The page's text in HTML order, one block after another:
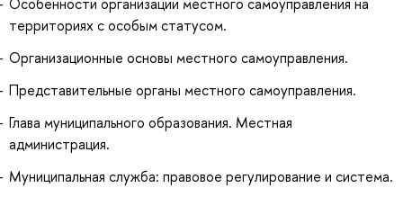
территориях с особым статусом.
Организационные основы местного самоуправления.
Представительные органы местного самоуправления.
Глава муниципального образования. Местная
администрация.
Муниципальная служба: правовое регулирование и система.